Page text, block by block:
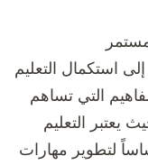
استكمال التعليم
التي تساهم
يعتبر التعليم
لتطوير مهارات